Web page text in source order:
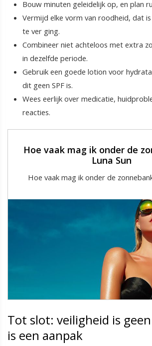
Bouw minuten geleidelijk op, en plan
Vermijd elke vorm van roodheid, dat
te ver ging.
Combineer niet achteloos met extra
in dezelfde periode.
Gebruik een goede lotion voor
dit geen SPF is.
Wees eerlijk over medicatie,
reacties.
Hoe vaak mag ik onder de
Luna Sun
Hoe vaak mag ik onder de
Tot slot: veiligheid is
is een aanpak